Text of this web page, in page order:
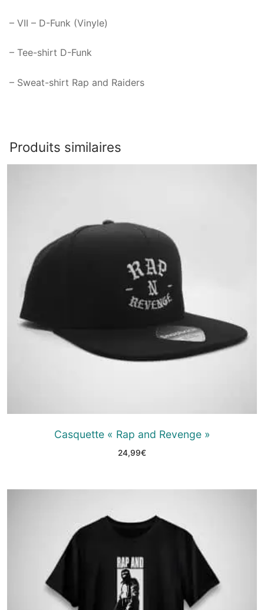
– VII – D-Funk (Vinyle)
– Tee-shirt D-Funk
– Sweat-shirt Rap and Raiders
Produits similaires
Casquette « Rap and Revenge »
24,99€